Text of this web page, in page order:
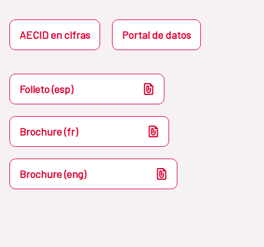
AECID en cifras Portal de datos
Folleto (esp)
Brochure (fr)
Brochure (eng)